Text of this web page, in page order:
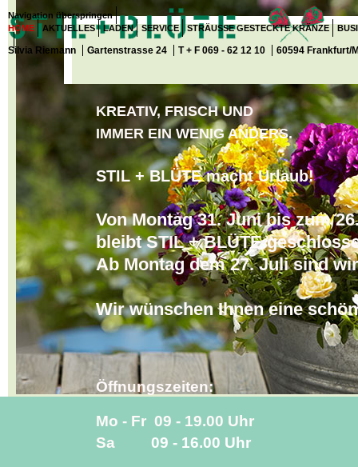
Silvia Riemann Gartenstrasse 24 T + F 069 - 62 12 10 60594 Frankfurt/
KREATIV, FRISCH UND
IMMER EIN WENIG ANDERS.
STIL + BLÜTE macht Urlaub!
Von Montag 31. Junibis zum
bleibtSTIL + BLÜTE
Ab Montag dem 27. Juli sindwir
Wir wünschen Ihneneine
Öffnungszeiten:
Mo - Fr 09 - 19.00 Uhr
Sa 09 - 16.00 Uhr
Navigation überspringen
HOME
AKTUELLES LADEN SERVICE STRÄUSSE GESTECKTE KRÄNZE